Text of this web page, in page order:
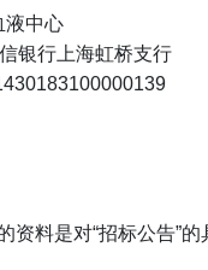
中心
银行上海虹桥支行
资料是对“招标公告”